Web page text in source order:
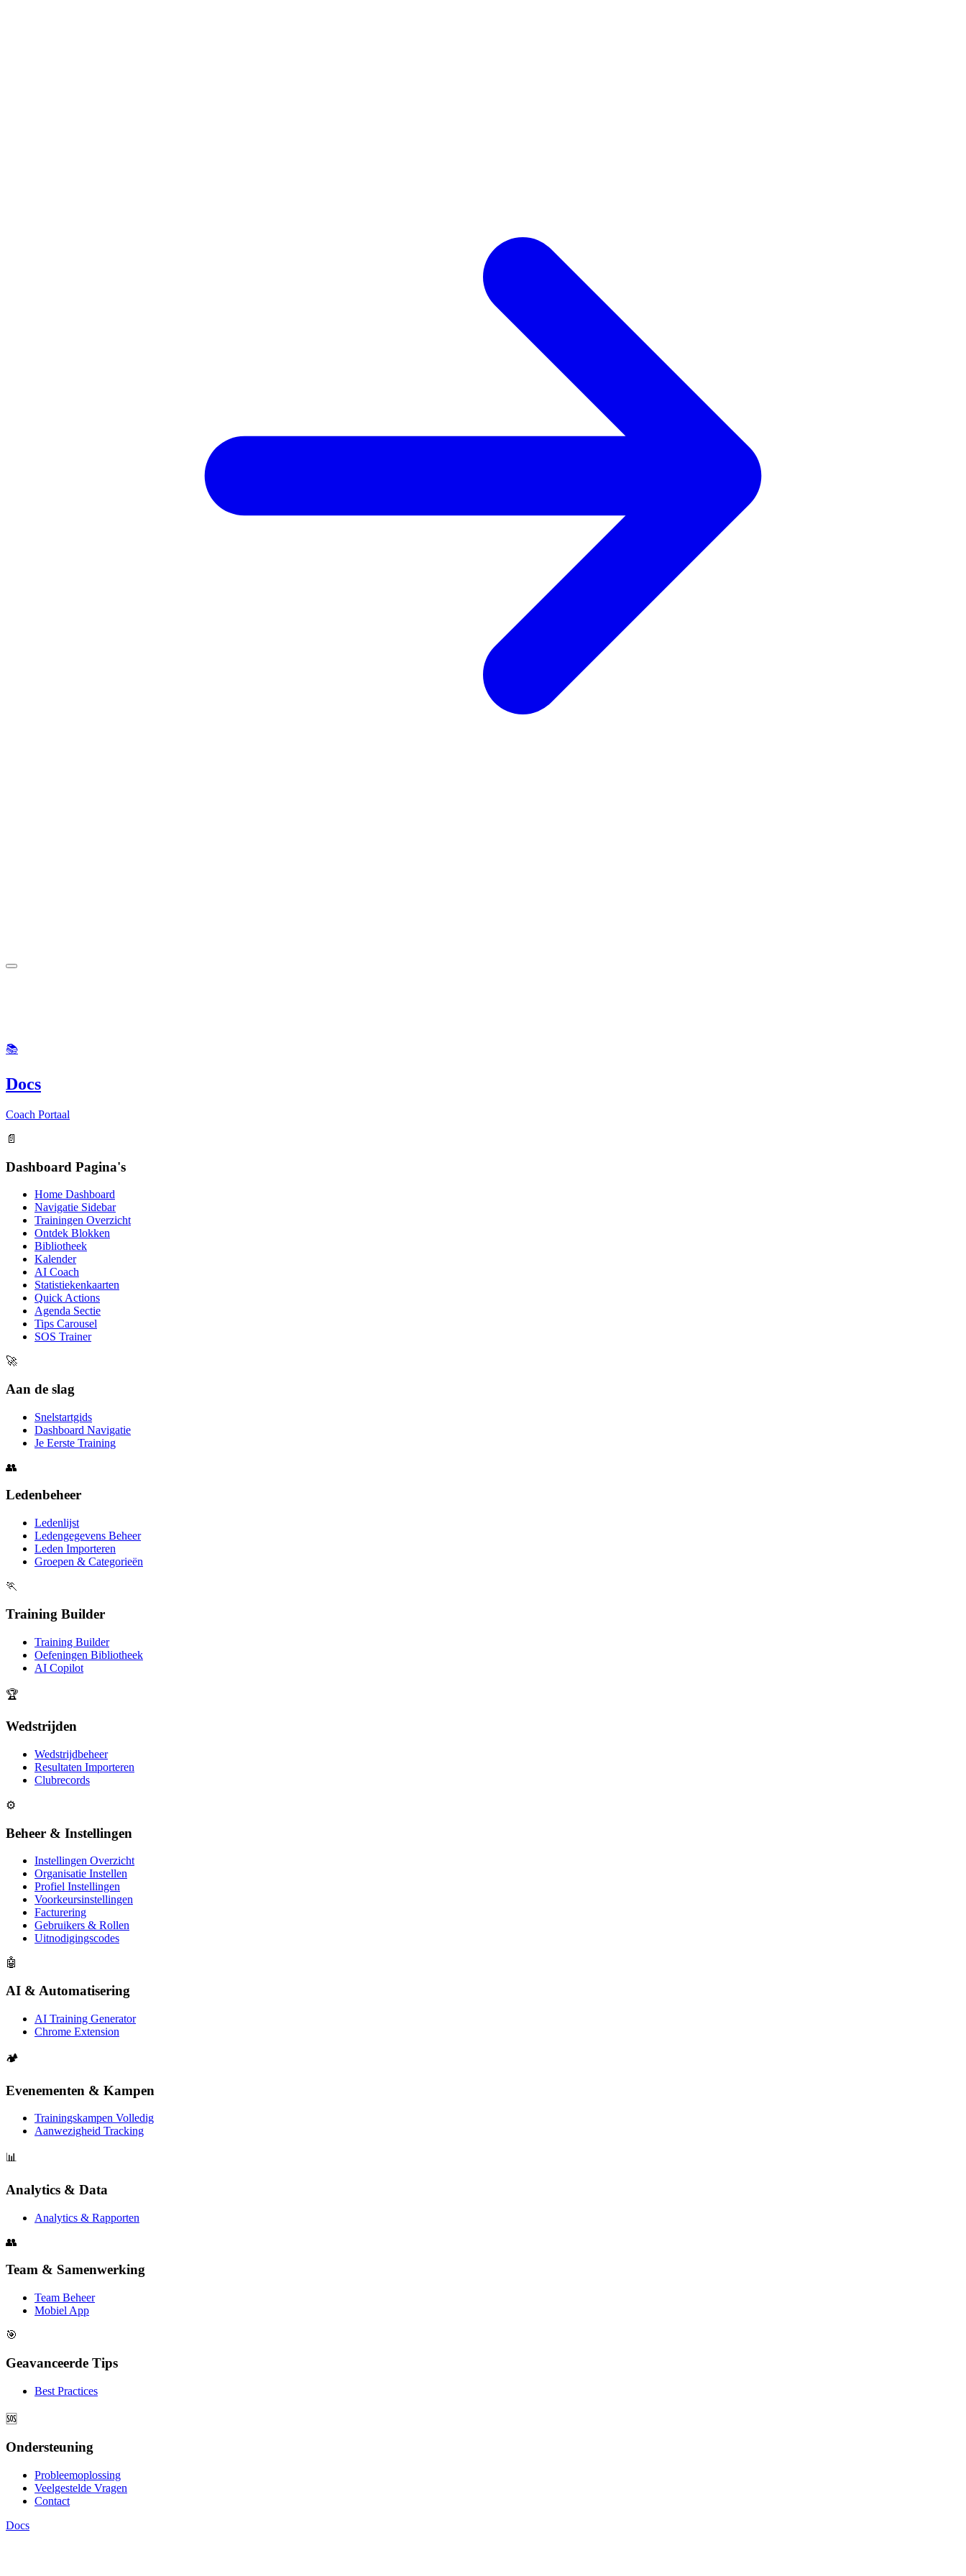
📚
Docs
Coach Portaal
📄
Dashboard Pagina's
Home Dashboard
Navigatie Sidebar
Trainingen Overzicht
Ontdek Blokken
Bibliotheek
Kalender
AI Coach
Statistiekenkaarten
Quick Actions
Agenda Sectie
Tips Carousel
SOS Trainer
🚀
Aan de slag
Snelstartgids
Dashboard Navigatie
Je Eerste Training
👥
Ledenbeheer
Ledenlijst
Ledengegevens Beheer
Leden Importeren
Groepen & Categorieën
🏃
Training Builder
Training Builder
Oefeningen Bibliotheek
AI Copilot
🏆
Wedstrijden
Wedstrijdbeheer
Resultaten Importeren
Clubrecords
⚙️
Beheer & Instellingen
Instellingen Overzicht
Organisatie Instellen
Profiel Instellingen
Voorkeursinstellingen
Facturering
Gebruikers & Rollen
Uitnodigingscodes
🤖
AI & Automatisering
AI Training Generator
Chrome Extension
🏕️
Evenementen & Kampen
Trainingskampen Volledig
Aanwezigheid Tracking
📊
Analytics & Data
Analytics & Rapporten
👥
Team & Samenwerking
Team Beheer
Mobiel App
🎯
Geavanceerde Tips
Best Practices
🆘
Ondersteuning
Probleemoplossing
Veelgestelde Vragen
Contact
Docs